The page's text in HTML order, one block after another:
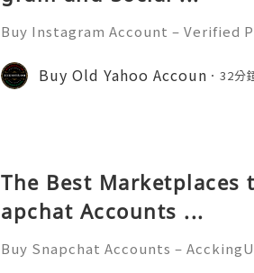
Buy Instagram Account – Verified
e of the most powerful social
s, influencers, marketer
Buy Old Yahoo Accoun 32分
The Best Marketplaces
apchat Accounts ...
Buy Snapchat Accounts –